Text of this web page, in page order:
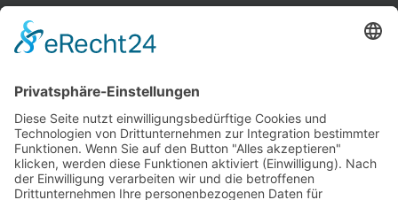
INFORMATIONEN
Fehlerliste
Impressum